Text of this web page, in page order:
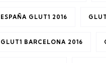
ESPAÑA GLUT1 2016
GLUT1 BARCELONA 2016